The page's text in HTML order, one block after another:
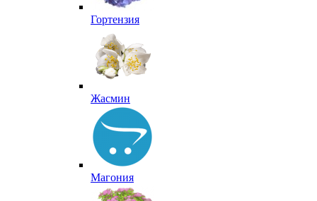
Гортензия
Жасмин
Магония